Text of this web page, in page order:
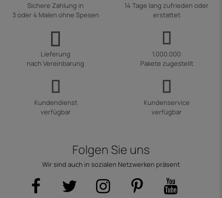
Sichere Zahlung in
3 oder 4 Malen ohne Spesen
14 Tage lang zufrieden oder
erstattet
Lieferung
nach Vereinbarung
1.000.000
Pakete zugestellt
Kundendienst
verfügbar
Kundenservice
verfügbar
Folgen Sie uns
Wir sind auch in sozialen Netzwerken präsent